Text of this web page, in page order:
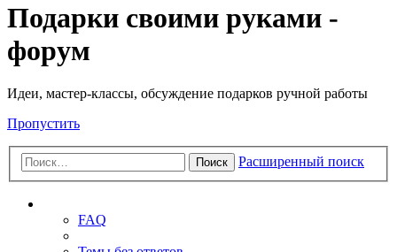
Подарки своими руками -
форум
Идеи, мастер-классы, обсуждение подарков ручной работы
Пропустить
Поиск Расширенный поиск
FAQ